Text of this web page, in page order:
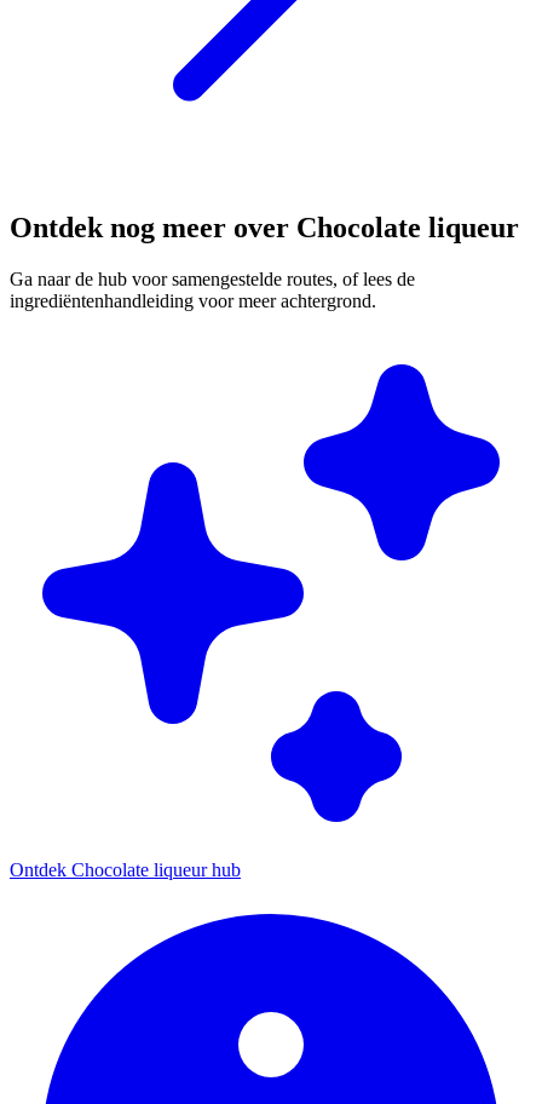
Ontdek nog meer over Chocolate liqueur
Ga naar de hub voor samengestelde routes, of lees de
ingrediëntenhandleiding voor meer achtergrond.
Ontdek Chocolate liqueur hub